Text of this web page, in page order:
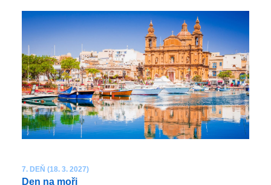
7. DEŇ (18. 3. 2027)
Den na moři